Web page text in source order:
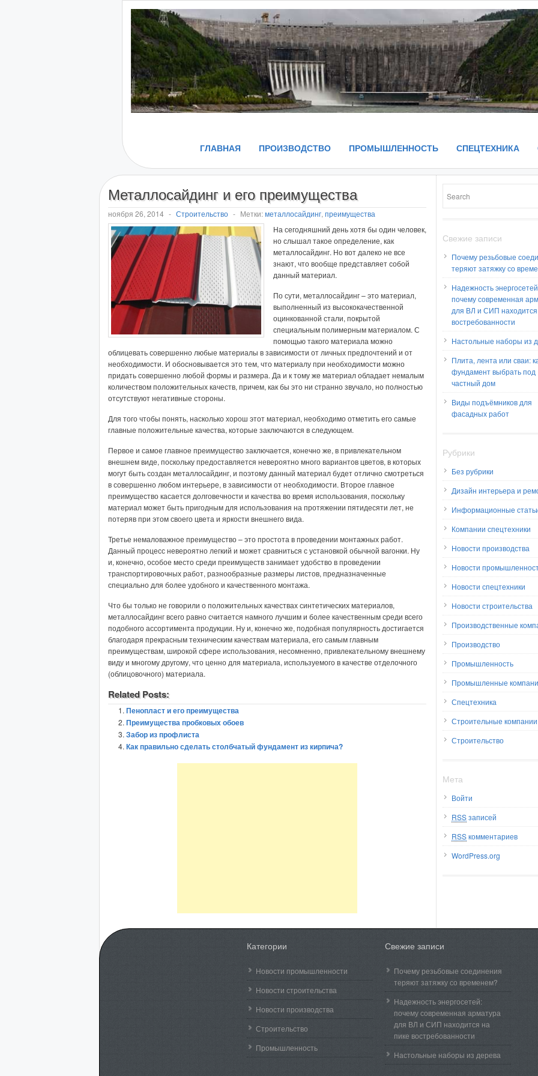
ГЛАВНАЯ ПРОИЗВОДСТВО ПРОМЫШЛЕННОСТЬ СПЕЦТЕХНИКА
Металлосайдинг и его преимущества
ноября 26, 2014 - Строительство - Метки:металлосайдинг, преимущества
На сегодняшний день хотя бы один человек,
но слышал такое определение, как
металлосайдинг. Но вот далеко не все
знают, что вообще представляет собой
данный материал.
По сути, металлосайдинг – это материал,
выполненный из высококачественной
оцинкованной стали, покрытой
специальным полимерным материалом. С
помощью такого материала можно
облицевать совершенно любые материалы в зависимости от личных предпочтений и от
необходимости. И обосновывается это тем, что материалу при необходимости можно
придать совершенно любой формы и размера. Да и к тому же материал обладает немалым
количеством положительных качеств, причем, как бы это ни странно звучало, но полностью
отсутствуют негативные стороны.
Для того чтобы понять, насколько хорош этот материал, необходимо отметить его самые
главные положительные качества, которые заключаются в следующем.
Первое и самое главное преимущество заключается, конечно же, в привлекательном
внешнем виде, поскольку предоставляется невероятно много вариантов цветов, в которых
могут быть создан металлосайдинг, и поэтому данный материал будет отлично смотреться
в совершенно любом интерьере, в зависимости от необходимости. Второе главное
преимущество касается долговечности и качества во время использования, поскольку
материал может быть пригодным для использования на протяжении пятидесяти лет, не
потеряв при этом своего цвета и яркости внешнего вида.
Третье немаловажное преимущество – это простота в проведении монтажных работ.
Данный процесс невероятно легкий и может сравниться с установкой обычной вагонки. Ну
и, конечно, особое место среди преимуществ занимает удобство в проведении
транспортировочных работ, разнообразные размеры листов, предназначенные
специально для более удобного и качественного монтажа.
Что бы только не говорили о положительных качествах синтетических материалов,
металлосайдинг всего равно считается намного лучшим и более качественным среди всего
подобного ассортимента продукции. Ну и, конечно же, подобная популярность достигается
благодаря прекрасным техническим качествам материала, его самым главным
преимуществам, широкой сфере использования, несомненно, привлекательному внешнему
виду и многому другому, что ценно для материала, используемого в качестве отделочного
(облицовочного) материала.
Related Posts:
Пенопласт и его преимущества
Преимущества пробковых обоев
Забор из профлиста
Как правильно сделать столбчатый фундамент из кирпича?
Свежие записи
Почему резьбовые
теряют затяжку со
Надежность
почему современная
для ВЛ и СИП находится
востребованности
Настольные наборы из
Плита, лента или сваи:
фундамент выбрать под
частный дом
Виды подъёмников для
фасадных работ
Рубрики
Без рубрики
Дизайн интерьера и
Информационные
Компании спецтехники
Новости производства
Новости
Новости спецтехники
Новости строительства
Производственные
Производство
Промышленность
Промышленные
Спецтехника
Строительные компании
Строительство
Мета
Войти
RSSзаписей
RSSкомментариев
WordPress.org
Категории
Новости промышленности
Новости строительства
Новости производства
Строительство
Промышленность
Свежие записи
Почему резьбовые соединения
теряют затяжку со временем?
Надежность энергосетей:
почему современная арматура
для ВЛ и СИП находится на
пике востребованности
Настольные наборы из дерева